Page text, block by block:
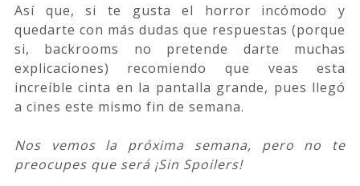
Así que, si te gusta el horror incómodo y
quedarte con más dudas que respuestas (porque
si, backrooms no pretende darte muchas
explicaciones) recomiendo que veas esta
increíble cinta en la pantalla grande, pues llegó
a cines este mismo fin de semana.
Nos vemos la próxima semana, pero no te
preocupes que será ¡Sin Spoilers!